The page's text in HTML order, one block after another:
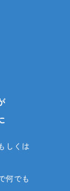
しくは
何でも